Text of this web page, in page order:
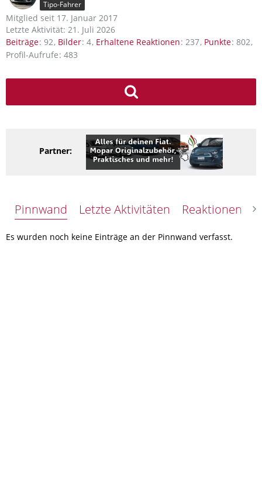
Tipo-Fahrer
Mitglied seit 17. Januar 2017
Letzte Aktivität: 21. Juli 2026
Beiträge 92 Bilder 4 Erhaltene Reaktionen 237 Punkte 802
Profil-Aufrufe 483
Partner:
Pinnwand Letzte Aktivitäten Reaktionen
Es wurden noch keine Einträge an der Pinnwand verfasst.